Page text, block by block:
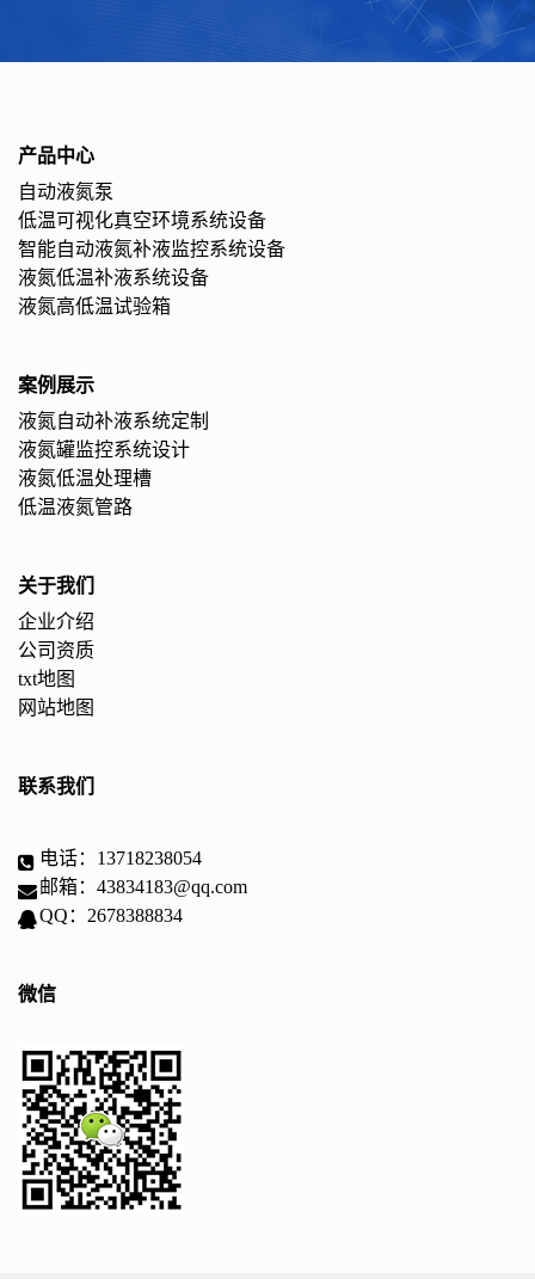
产品中心
自动液氮泵
低温可视化真空环境系统设备
智能自动液氮补液监控系统设备
液氮低温补液系统设备
液氮高低温试验箱
案例展示
液氮自动补液系统定制
液氮罐监控系统设计
液氮低温处理槽
低温液氮管路
关于我们
企业介绍
公司资质
txt地图
网站地图
联系我们
电话：13718238054
邮箱：43834183@qq.com
QQ：2678388834
微信